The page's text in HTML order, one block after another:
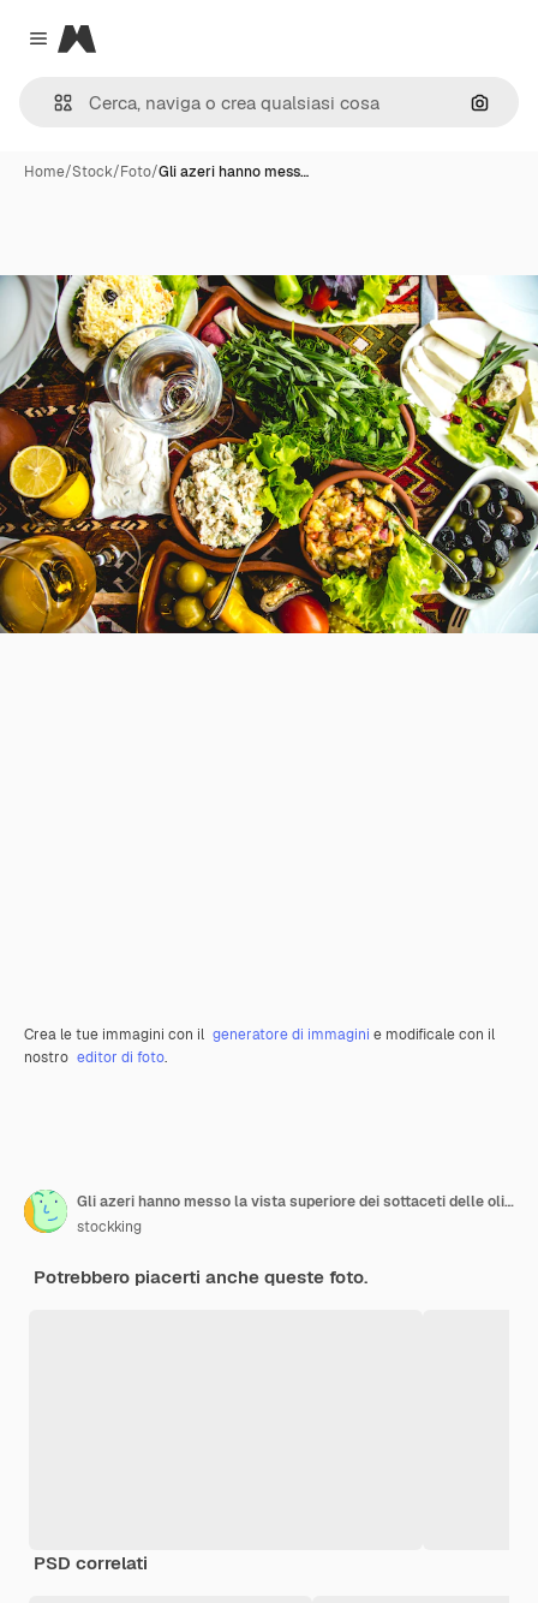
Close menu
Magnific
Cerca
Home/Stock/Foto/Gli azeri hanno mess…
Crea le tue immagini con il generatore di immagini e modificale con il
nostro editor di foto.
Gli azeri hanno messo la vista superiore dei sottaceti delle olive del formaggio di mangal
stockking
Potrebbero piacerti anche queste foto.
PSD correlati